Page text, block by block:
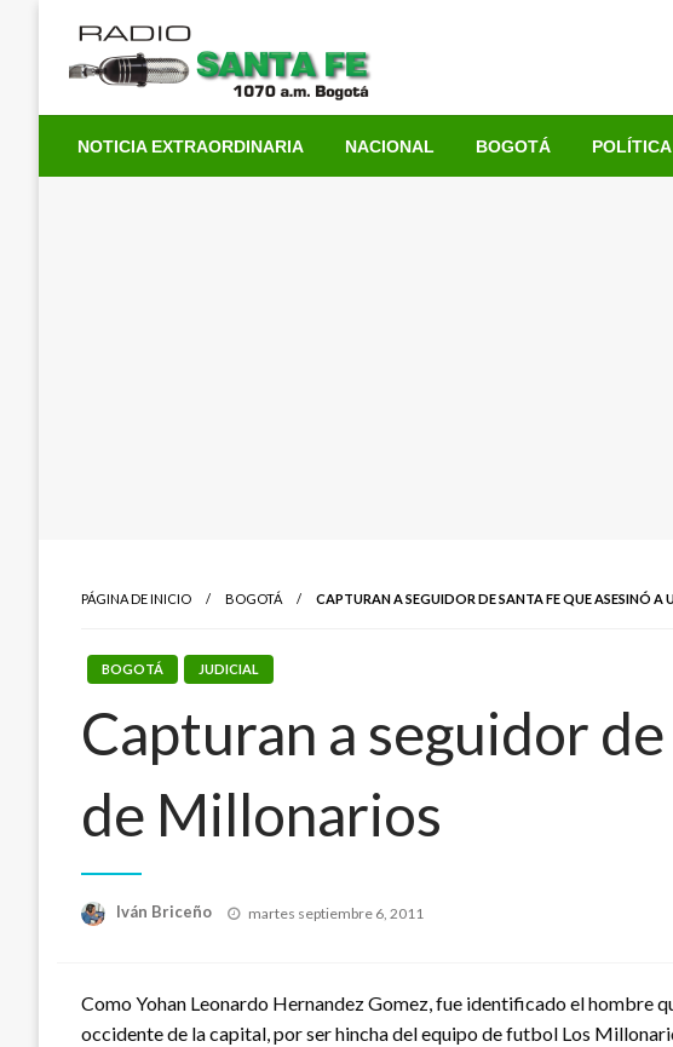
contenido
NOTICIA EXTRAORDINARIA NACIONAL BOGOTÁ POLÍTICA
PÁGINA DE INICIO BOGOTÁ CAPTURAN A SEGUIDOR DE SANTA FE QUE ASESINÓ
BOGOTÁ JUDICIAL
Capturan a seguidor
de Millonarios
Iván Briceño
Publicado
martes septiembre 6, 2011
Como Yohan Leonardo Hernandez Gomez, fue identificado el hombre
occidente de la capital, por ser hincha del equipo de futbol Los